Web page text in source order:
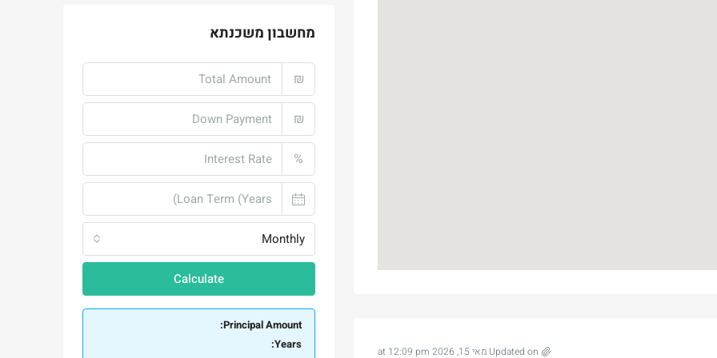
Updated on מאי 15, 2026 at 12:09 pm
מחשבון משכנתא
₪
₪
%
Monthly
Calculate
Principal Amount:
Years: